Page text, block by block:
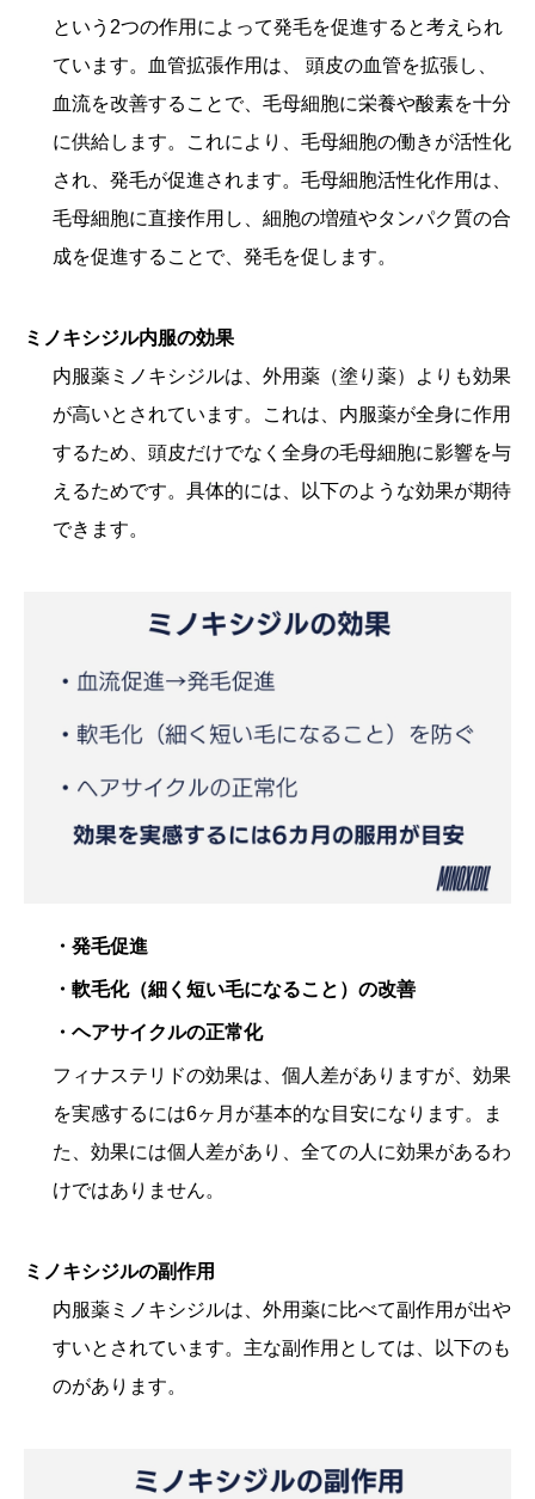
という2つの作用によって発毛を促進すると考えられ
ています。血管拡張作用は、 頭皮の血管を拡張し、
血流を改善することで、毛母細胞に栄養や酸素を十分
に供給します。これにより、毛母細胞の働きが活性化
され、発毛が促進されます。毛母細胞活性化作用は、
毛母細胞に直接作用し、細胞の増殖やタンパク質の合
成を促進することで、発毛を促します。
ミノキシジル内服の効果
内服薬ミノキシジルは、外用薬（塗り薬）よりも効果
が高いとされています。これは、内服薬が全身に作用
するため、頭皮だけでなく全身の毛母細胞に影響を与
えるためです。具体的には、以下のような効果が期待
できます。
・発毛促進
・軟毛化（細く短い毛になること）の改善
・ヘアサイクルの正常化
フィナステリドの効果は、個人差がありますが、効果
を実感するには6ヶ月が基本的な目安になります。ま
た、効果には個人差があり、全ての人に効果があるわ
けではありません。
ミノキシジルの副作用
内服薬ミノキシジルは、外用薬に比べて副作用が出や
すいとされています。主な副作用としては、以下のも
のがあります。